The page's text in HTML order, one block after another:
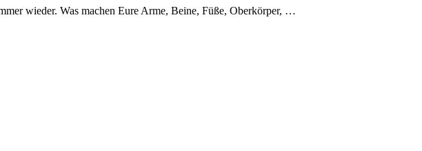
wieder. Was machen Eure Arme, Beine, Füße, Oberkörper, …